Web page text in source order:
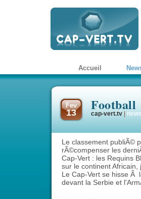
Accueil
Fev
13 Football
cap-vert.tv news
Le classement publiÃ©
rÃ©compenser les
Cap-Vert : les Requins
sur le continent Africain,
Le Cap-Vert se hisse Ã
devant la Serbie et